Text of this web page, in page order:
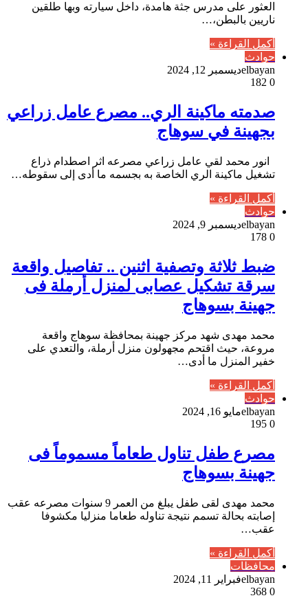
العثور على مدرس جثة هامدة، داخل سيارته وبها طلقين
ناريين بالبطن،…
أكمل القراءة »
حوادث
elbayanديسمبر 12, 2024
0
صدمته ماكينة الري.. مصرع عامل زراعي
بجهينة في سوهاج
انور محمد لقي عامل زراعي مصرعه اثر اصطدام ذراع
تشغيل ماكينة الري الخاصة به بجسمه ما أدى إلى سقوطه…
أكمل القراءة »
حوادث
elbayanديسمبر 9, 2024
0
ضبط ثلاثة وتصفية اثنين .. تفاصيل واقعة
سرقة تشكيل عصابى لمنزل أرملة فى
جهينة بسوهاج
محمد مهدى شهد مركز جهينة بمحافظة سوهاج واقعة
مروعة، حيث اقتحم مجهولون منزل أرملة، والتعدي على
خفير المنزل ما أدى…
أكمل القراءة »
حوادث
elbayanمايو 16, 2024
0
مصرع طفل تناول طعاماً مسموماً فى
جهينة بسوهاج
محمد مهدى لقى طفل يبلغ من العمر 9 سنوات مصرعه عقب
إصابته بحالة تسمم نتيجة تناوله طعاما منزليا مكشوفا
عقب…
أكمل القراءة »
محافظات
elbayanفبراير 11, 2024
0